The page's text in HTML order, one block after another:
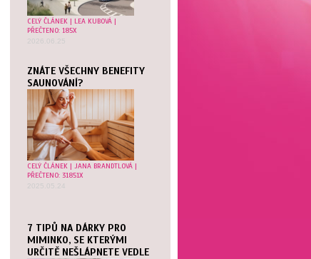
CELÝ ČLÁNEK | LEA KUBOVÁ |
PŘEČTENO: 185X
2026.06.25
ZNÁTE VŠECHNY BENEFITY
SAUNOVÁNÍ?
CELÝ ČLÁNEK | JANA BRANDTLOVÁ |
PŘEČTENO: 31851X
2025.05.24
7 TIPŮ NA DÁRKY PRO
MIMINKO, SE KTERÝMI
URČITĚ NEŠLÁPNETE VEDLE